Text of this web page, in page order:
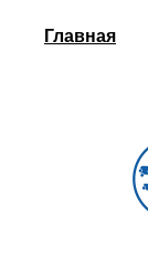
Главная